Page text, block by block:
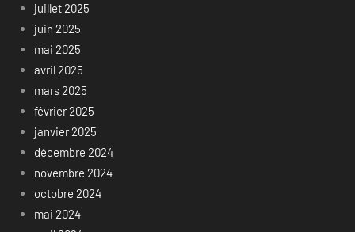
juillet 2025
juin 2025
mai 2025
avril 2025
mars 2025
février 2025
janvier 2025
décembre 2024
novembre 2024
octobre 2024
mai 2024